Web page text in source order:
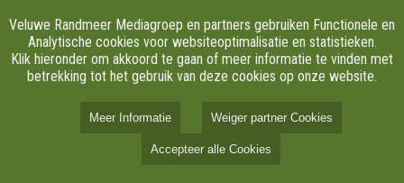
straks uit het assortiment van de Israëlwinkel in Nijkerk
verdwijnen. Vanaf 22 september geldt een landelijk verbod op
goederen uit illegale Israëlische nederzettingen.
Veluwe Randmeer Mediagroep en partners gebruiken Functionele en
Analytische cookies voor websiteoptimalisatie en statistieken.
Klik hieronder om akkoord te gaan of meer informatie te vinden met
betrekking tot het gebruik van deze cookies op onze website.
Meer Informatie Weiger partner Cookies
Accepteer alle Cookies